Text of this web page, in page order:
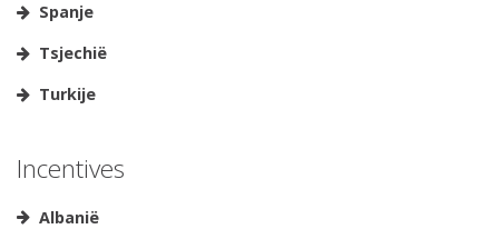
Spanje
Tsjechië
Turkije
Incentives
Albanië